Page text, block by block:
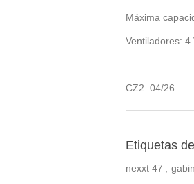
Máxima
Ventiladores: 4
CZ2 04/26
Etiquetas
nexxt 47